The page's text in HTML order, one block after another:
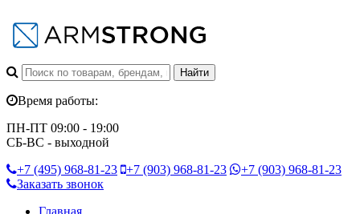
Время работы:
ПН-ПТ 09:00 - 19:00
СБ-ВС - выходной
+7 (495) 968-81-23 +7 (903) 968-81-23 +7 (903) 968-81-23
Заказать звонок
Главная